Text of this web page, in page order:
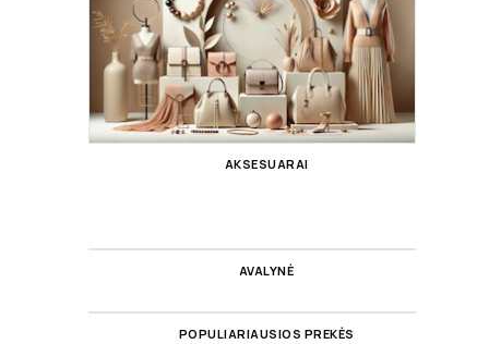
AKSESUARAI
AVALYNĖ
POPULIARIAUSIOS PREKĖS